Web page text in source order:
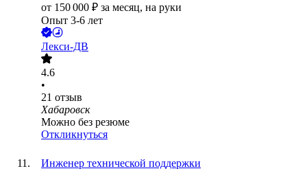
от 150 000 ₽ за месяц, на руки
Опыт 3-6 лет
Лекси-ДВ
4.6
•
21 отзыв
Хабаровск
Можно без резюме
Откликнуться
Инженер технической поддержки